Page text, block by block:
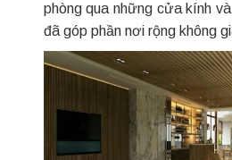
phòng qua những cửa kính
đã góp phần nơi rộng không